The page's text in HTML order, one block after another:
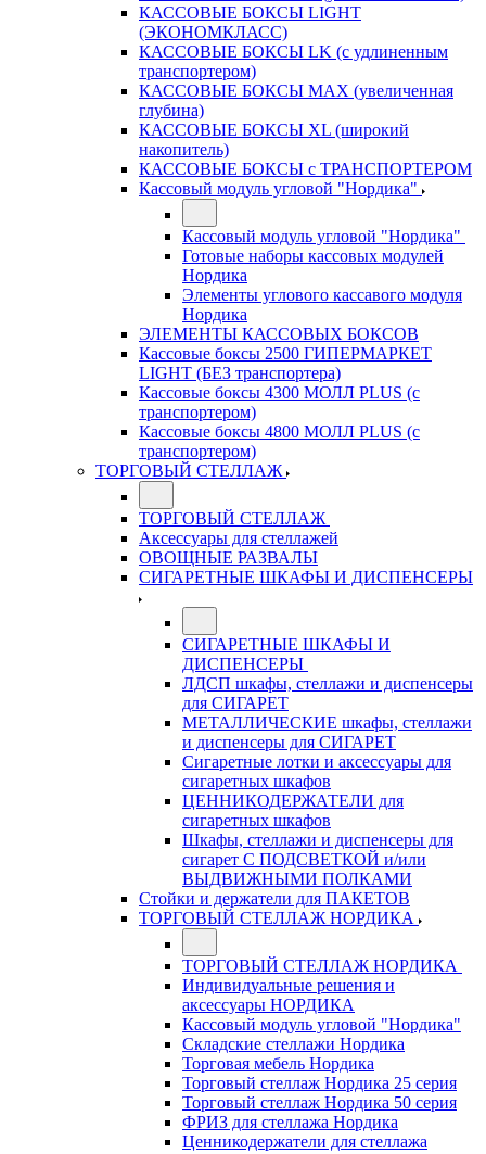
КАССОВЫЕ БОКСЫ LIGHT
(ЭКОНОМКЛАСС)
КАССОВЫЕ БОКСЫ LK (с удлиненным
транспортером)
КАССОВЫЕ БОКСЫ MAX (увеличенная
глубина)
КАССОВЫЕ БОКСЫ XL (широкий
накопитель)
КАССОВЫЕ БОКСЫ с ТРАНСПОРТЕРОМ
Кассовый модуль угловой "Нордика"
Кассовый модуль угловой "Нордика"
Готовые наборы кассовых модулей
Нордика
Элементы углового кассавого модуля
Нордика
ЭЛЕМЕНТЫ КАССОВЫХ БОКСОВ
Кассовые боксы 2500 ГИПЕРМАРКЕТ
LIGHT (БЕЗ транспортера)
Кассовые боксы 4300 МОЛЛ PLUS (с
транспортером)
Кассовые боксы 4800 МОЛЛ PLUS (с
транспортером)
ТОРГОВЫЙ СТЕЛЛАЖ
ТОРГОВЫЙ СТЕЛЛАЖ
Аксессуары для стеллажей
ОВОЩНЫЕ РАЗВАЛЫ
СИГАРЕТНЫЕ ШКАФЫ И ДИСПЕНСЕРЫ
СИГАРЕТНЫЕ ШКАФЫ И
ДИСПЕНСЕРЫ
ЛДСП шкафы, стеллажи и диспенсеры
для СИГАРЕТ
МЕТАЛЛИЧЕСКИЕ шкафы, стеллажи
и диспенсеры для СИГАРЕТ
Сигаретные лотки и аксессуары для
сигаретных шкафов
ЦЕННИКОДЕРЖАТЕЛИ для
сигаретных шкафов
Шкафы, стеллажи и диспенсеры для
сигарет С ПОДСВЕТКОЙ и/или
ВЫДВИЖНЫМИ ПОЛКАМИ
Стойки и держатели для ПАКЕТОВ
ТОРГОВЫЙ СТЕЛЛАЖ НОРДИКА
ТОРГОВЫЙ СТЕЛЛАЖ НОРДИКА
Индивидуальные решения и
аксессуары НОРДИКА
Кассовый модуль угловой "Нордика"
Складские стеллажи Нордика
Торговая мебель Нордика
Торговый стеллаж Нордика 25 серия
Торговый стеллаж Нордика 50 серия
ФРИЗ для стеллажа Нордика
Ценникодержатели для стеллажа